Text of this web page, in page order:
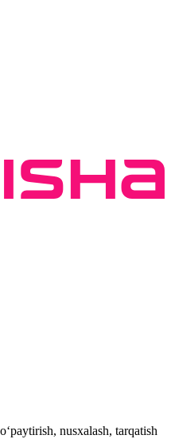
nusxalash, tarqatish